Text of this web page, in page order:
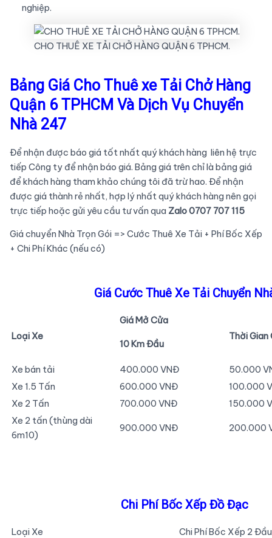
nghiệp.
CHO THUÊ XE TẢI CHỞ HÀNG QUẬN 6 TPHCM.
Bảng Giá Cho Thuê xe Tải Chở Hàng
Quận 6 TPHCM Và Dịch Vụ Chuyển
Nhà 247
Để nhận được báo giá tốt nhất quý khách hàng liên hệ trực
tiếp Công ty để nhận báo giá. Bảng giá trên chỉ là bảng giá
để khách hàng tham khảo chúng tôi đã trừ hao. Để nhận
được giá thành rẻ nhất, hợp lý nhất quý khách hàng nên gọi
trực tiếp hoặc gửi yêu cầu tư vấn qua Zalo 0707 707 115
Giá chuyển Nhà Trọn Gói => Cước Thuê Xe Tải + Phí Bốc Xếp
+ Chi Phí Khác (nếu có)
Giá Cước Thuê Xe Tải Chuyển
Loại Xe
Giá Mở Cửa
10 Km Đầu
Thời Gian
Xe bán tải 400.000 VNĐ
50.000
Xe 1.5 Tấn
600.000 VNĐ
100.000
Xe 2 Tấn
700.000 VNĐ
150.000
Xe 2 tấn (thùng dài
6m10)
900.000 VNĐ 200.000
Chi Phí Bốc Xếp Đồ Đạc
Loại Xe
Chi Phí Bốc Xếp 2